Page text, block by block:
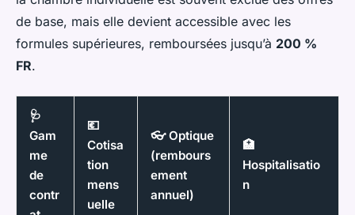
de base, mais elle devient accessible avec les
formules supérieures, remboursées jusqu’à 200 %
FR.
🩺
Gam
me
de
contr
💶
Cotisa
tion
mens
uelle
👓 Optique
(rembours
ement
annuel)
🏥
Hospitalisatio
n